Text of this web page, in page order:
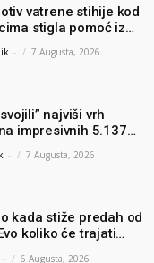
vatrene stihije kod
stigla pomoć iz
i Air Tractori
- 7 Augusta, 2026
najviši vrh
impresivnih 5.137
- 7 Augusta, 2026
kada stiže predah od
koliko će trajati
- 6 Augusta, 2026